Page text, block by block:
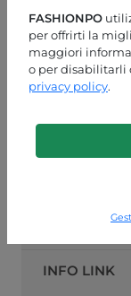
FASHIONPO
per offrirti la
maggiori
o per disabilitarli
privacy policy.
sicuro, e
momento
+39 0574
Contattaci
INFO LINK